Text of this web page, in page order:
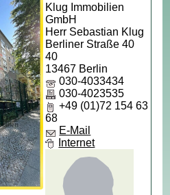
Klug Immobilien
GmbH
Herr Sebastian Klug
Berliner Straße 40
40
13467 Berlin
030-4033434
030-4023535
+49 (01)72 154 63
68
E-Mail
Internet